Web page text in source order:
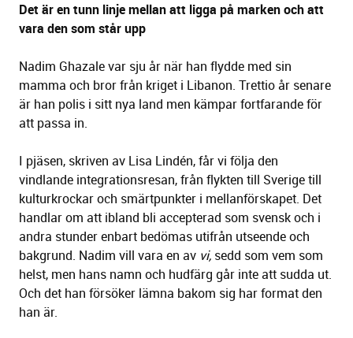
Det är en tunn linje mellan att ligga på marken och att
vara den som står upp
Nadim Ghazale var sju år när han flydde med sin
mamma och bror från kriget i Libanon. Trettio år senare
är han polis i sitt nya land men kämpar fortfarande för
att passa in.
I pjäsen, skriven av Lisa Lindén, får vi följa den
vindlande integrationsresan, från flykten till Sverige till
kulturkrockar och smärtpunkter i mellanförskapet. Det
handlar om att ibland bli accepterad som svensk och i
andra stunder enbart bedömas utifrån utseende och
bakgrund. Nadim vill vara en av vi, sedd som vem som
helst, men hans namn och hudfärg går inte att sudda ut.
Och det han försöker lämna bakom sig har format den
han är.